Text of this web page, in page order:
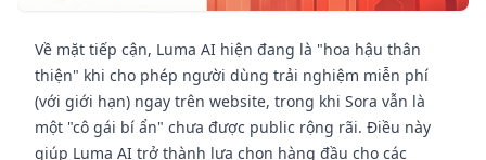
Về mặt tiếp cận, Luma AI hiện đang là "hoa hậu thân
thiện" khi cho phép người dùng trải nghiệm miễn phí
(với giới hạn) ngay trên website, trong khi Sora vẫn là
một "cô gái bí ẩn" chưa được public rộng rãi. Điều này
giúp Luma AI trở thành lựa chọn hàng đầu cho các